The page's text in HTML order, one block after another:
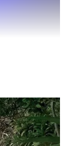
U nekim
infekcije
hronične